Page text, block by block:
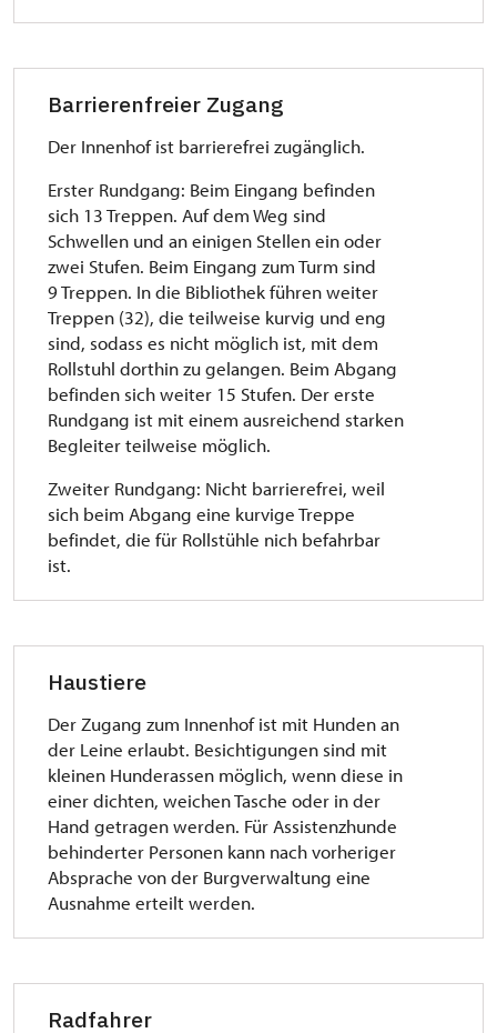
Barrierenfreier Zugang
Der Innenhof ist barrierefrei zugänglich.
Erster Rundgang: Beim Eingang befinden
sich 13 Treppen. Auf dem Weg sind
Schwellen und an einigen Stellen ein oder
zwei Stufen. Beim Eingang zum Turm sind
9 Treppen. In die Bibliothek führen weiter
Treppen (32), die teilweise kurvig und eng
sind, sodass es nicht möglich ist, mit dem
Rollstuhl dorthin zu gelangen. Beim Abgang
befinden sich weiter 15 Stufen. Der erste
Rundgang ist mit einem ausreichend starken
Begleiter teilweise möglich.
Zweiter Rundgang: Nicht barrierefrei, weil
sich beim Abgang eine kurvige Treppe
befindet, die für Rollstühle nich befahrbar
ist.
Haustiere
Der Zugang zum Innenhof ist mit Hunden an
der Leine erlaubt. Besichtigungen sind mit
kleinen Hunderassen möglich, wenn diese in
einer dichten, weichen Tasche oder in der
Hand getragen werden. Für Assistenzhunde
behinderter Personen kann nach vorheriger
Absprache von der Burgverwaltung eine
Ausnahme erteilt werden.
Radfahrer